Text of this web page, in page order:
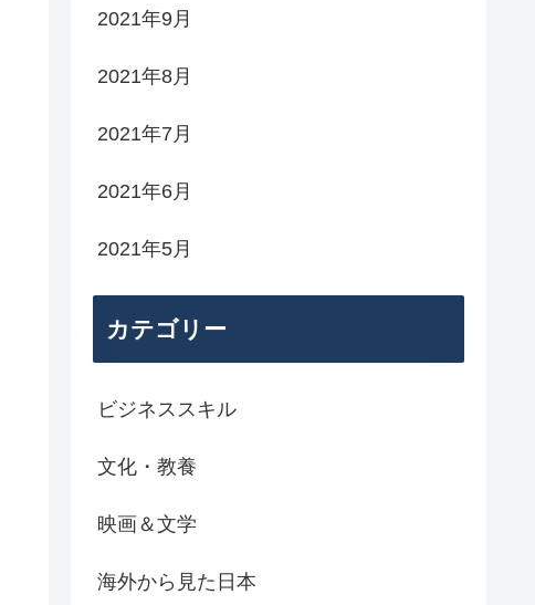
2021年9月
2021年8月
2021年7月
2021年6月
2021年5月
カテゴリー
ビジネススキル
文化・教養
映画＆文学
海外から見た日本